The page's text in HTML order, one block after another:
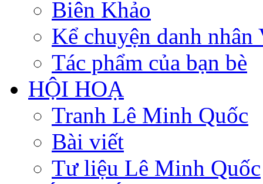
Biên Khảo
Kể chuyện danh nhân
Tác phẩm của bạn bè
HỘI HOẠ
Tranh Lê Minh Quốc
Bài viết
Tư liệu Lê Minh Quốc